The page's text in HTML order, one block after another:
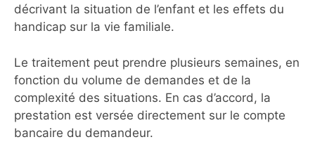
décrivant la situation de l’enfant et les effets du
handicap sur la vie familiale.
Le traitement peut prendre plusieurs semaines, en
fonction du volume de demandes et de la
complexité des situations. En cas d’accord, la
prestation est versée directement sur le compte
bancaire du demandeur.